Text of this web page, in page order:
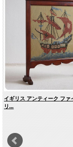
イギリス アンティーク ファ
リ...